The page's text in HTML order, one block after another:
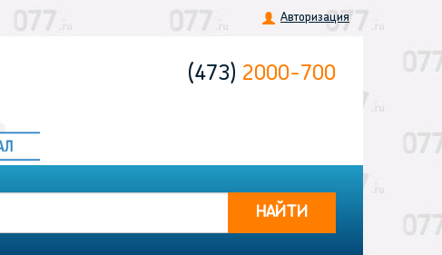
Авторизация
(473) 2000-700
НАЙТИ